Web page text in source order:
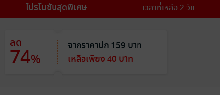
โปรโมชันสุดพิเศษ เวลาที่เหลือ 2 วัน
ลด
74%
จากราคาปก 159 บาท
เหลือเพียง 40 บาท